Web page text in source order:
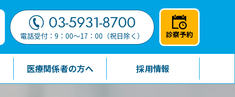
03-5931-8700
電話受付：9：00～17：00（祝日除く） 診察予約
医療関係者の方へ 採用情報